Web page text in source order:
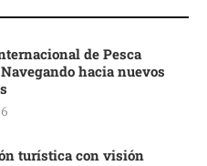
de Pesca
hacia nuevos
turística con visión